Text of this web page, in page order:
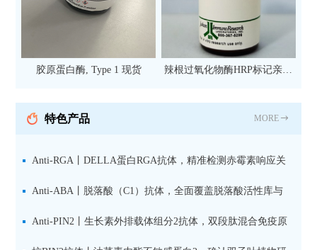
胶原蛋白酶, Type 1 现货
辣根过氧化物酶HRP标记亲和
抗 现货
特色产品 MORE
Anti-RGA丨DELLA蛋白RGA抗体，精准检测赤霉素响应关
键抑制因子
Anti-ABA丨脱落酸（C1）抗体，全面覆盖脱落酸活性库与
储存库
Anti-PIN2丨生长素外排载体组分2抗体，双段肽混合免疫原